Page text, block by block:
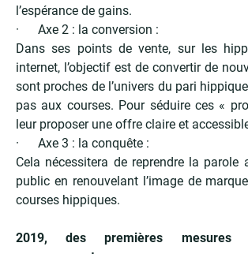
l’espérance de gains.
· Axe 2 : la conversion :
Dans ses points de vente, sur les
internet, l’objectif est de convertir de
sont proches de l’univers du pari
pas aux courses. Pour séduire ces «
leur proposer une offre claire et
· Axe 3 : la conquête :
Cela nécessitera de reprendre la parole
public en renouvelant l’image de
courses hippiques.
2019, des premières mesures